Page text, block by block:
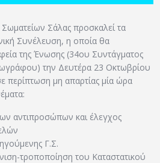
Σάλας προσκαλεί τα
Συνέλευση, η οποία θα
της Ένωσης (34ου Συντάγματος
την Δευτέρα 23 Οκτωβρίου
περίπτωση μη απαρτίας μία ώρα
αντιπροσώπων και έλεγχος
Γ.Σ.
τροποποίηση του Καταστατικού